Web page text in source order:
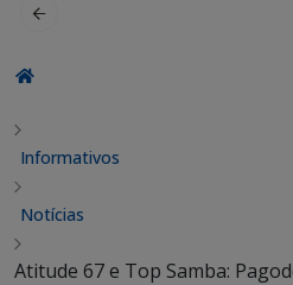
Informativos
Notícias
Atitude 67 e Top Samba: